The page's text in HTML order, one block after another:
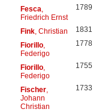
Fesca
Friedrich Ernst
1789
Fink, Christian 1831
Fiorillo,
Federigo
1778
Fiorillo,
Federigo
1755
Fischer,
Johann
Christian
1733